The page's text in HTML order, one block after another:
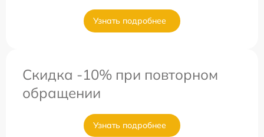
Узнать подробнее
Скидка -10% при повторном
обращении
Узнать подробнее